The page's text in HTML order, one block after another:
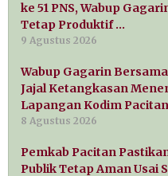
ke 51 PNS, Wabup
Tetap Produktif …
9 Agustus 2026
Wabup Gagarin
Jajal Ketangkasan
Lapangan Kodim Pacitan
8 Agustus 2026
Pemkab Pacitan
Publik Tetap Aman Usai